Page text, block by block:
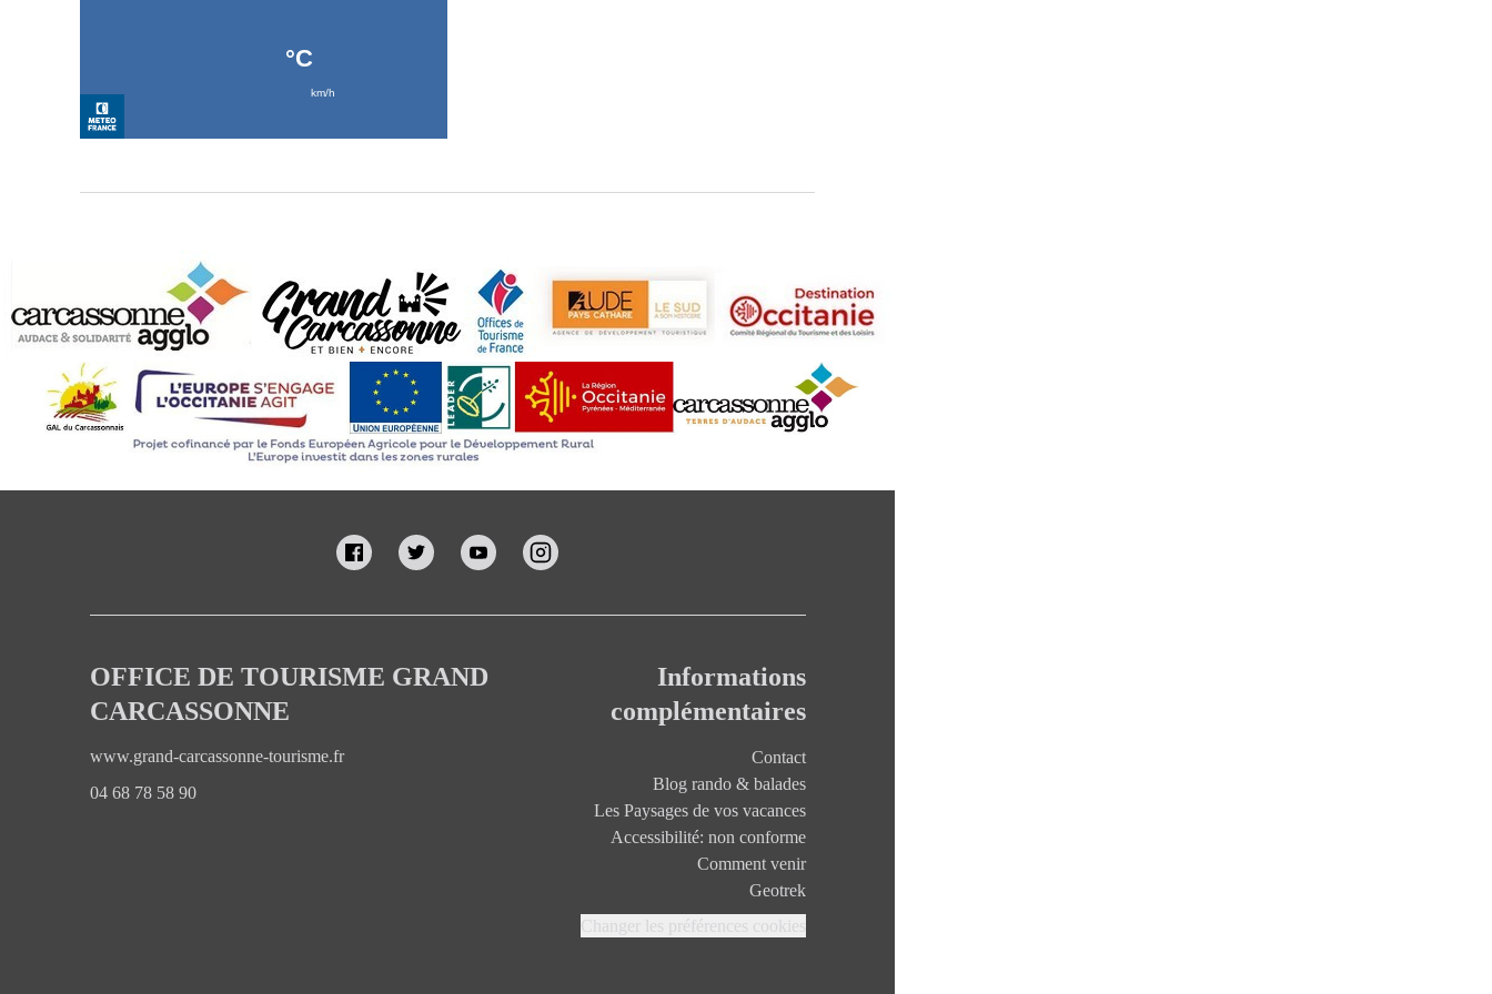
OFFICE DE TOURISME GRAND
CARCASSONNE
www.grand-carcassonne-tourisme.fr
04 68 78 58 90
Informations
complémentaires
Contact
Blog rando & balades
Les Paysages de vos vacances
Accessibilité: non conforme
Comment venir
Geotrek
Changer les préférences cookies